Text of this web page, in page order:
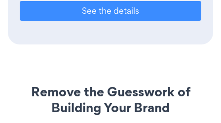
See the details
Remove the Guesswork of
Building Your Brand